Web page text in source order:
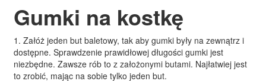
Gumki na kostkę
1. Załóż jeden but baletowy, tak aby gumki były na zewnątrz i
dostępne. Sprawdzenie prawidłowej długości gumki jest
niezbędne. Zawsze rób to z założonymi butami. Najłatwiej jest
to zrobić, mając na sobie tylko jeden but.